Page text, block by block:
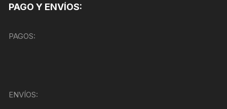
PAGO Y ENVÍOS:
PAGOS:
ENVÍOS: